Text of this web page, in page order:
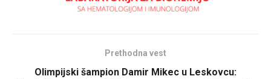
Prethodna vest
Olimpijski šampion Damir Mikec u Leskovcu: